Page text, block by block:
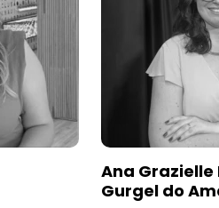
Ana
Gurgel do